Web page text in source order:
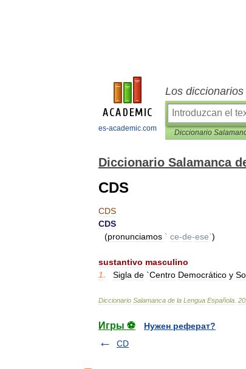
es-academic.com
Los
Diccionario Salamanca
CDS
CDS
CDS
(pronunciamos ` ce-de-ese`)
sustantivo masculino
1. Sigla de `Centro Democrático y
Diccionario Salamanca de la Lengua Española
Игры ⚽
Нужен реферат?
CD